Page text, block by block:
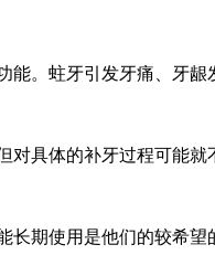
能。蛀牙引发牙痛、牙
对具体的补牙过程可能
长期使用是他们的较希